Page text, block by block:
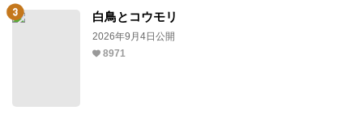
白鳥とコウモリ
2026年9月4日公開
8971